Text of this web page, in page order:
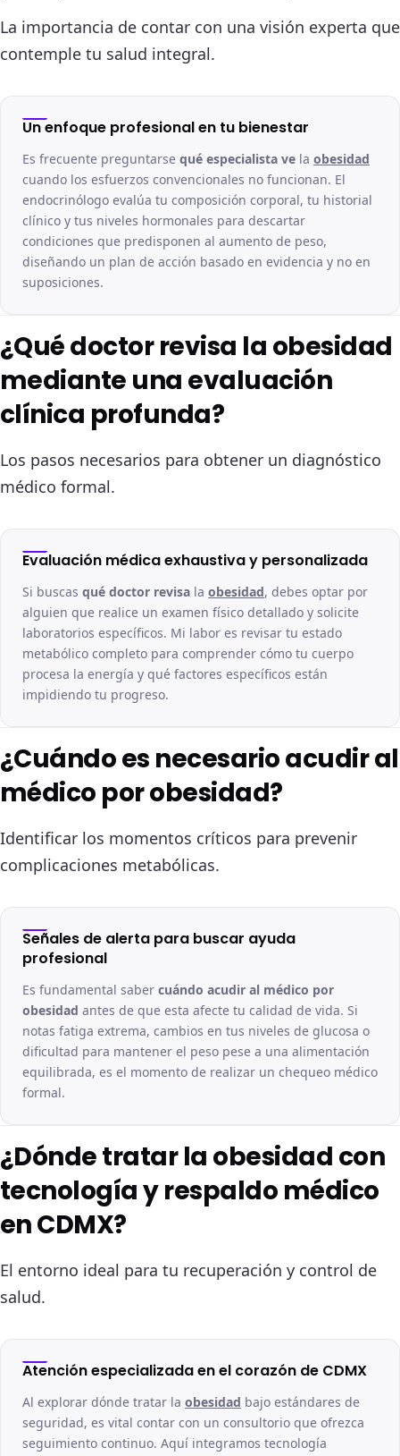
La importancia de contar con una visión experta que
contemple tu salud integral.
Un enfoque profesional en tu bienestar
Es frecuente preguntarse qué especialista ve la obesidad
cuando los esfuerzos convencionales no funcionan. El
endocrinólogo evalúa tu composición corporal, tu historial
clínico y tus niveles hormonales para descartar
condiciones que predisponen al aumento de peso,
diseñando un plan de acción basado en evidencia y no en
suposiciones.
¿Qué doctor revisa la obesidad
mediante una evaluación
clínica profunda?
Los pasos necesarios para obtener un diagnóstico
médico formal.
Evaluación médica exhaustiva y personalizada
Si buscas qué doctor revisa la obesidad, debes optar por
alguien que realice un examen físico detallado y solicite
laboratorios específicos. Mi labor es revisar tu estado
metabólico completo para comprender cómo tu cuerpo
procesa la energía y qué factores específicos están
impidiendo tu progreso.
¿Cuándo es necesario acudir al
médico por obesidad?
Identificar los momentos críticos para prevenir
complicaciones metabólicas.
Señales de alerta para buscar ayuda
profesional
Es fundamental saber cuándo acudir al médico por
obesidad antes de que esta afecte tu calidad de vida. Si
notas fatiga extrema, cambios en tus niveles de glucosa o
dificultad para mantener el peso pese a una alimentación
equilibrada, es el momento de realizar un chequeo médico
formal.
¿Dónde tratar la obesidad con
tecnología y respaldo médico
en CDMX?
El entorno ideal para tu recuperación y control de
salud.
Atención especializada en el corazón de CDMX
Al explorar dónde tratar la obesidad bajo estándares de
seguridad, es vital contar con un consultorio que ofrezca
seguimiento continuo. Aquí integramos tecnología